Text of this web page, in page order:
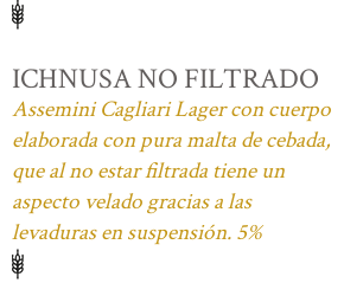
ICHNUSA NO FILTRADO
Assemini Cagliari Lager con cuerpo
elaborada con pura malta de cebada,
que al no estar filtrada tiene un
aspecto velado gracias a las
levaduras en suspensión. 5%